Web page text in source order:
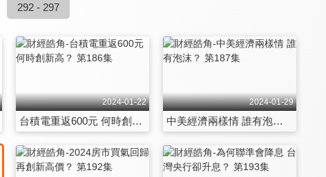
292 - 297
2024-01-22
台積電重返600元 何時創新高？ 第186集
2024-01-29
中美經濟兩樣情 誰有泡沫？ 第187集